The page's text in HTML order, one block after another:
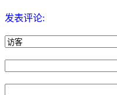
发表评论: